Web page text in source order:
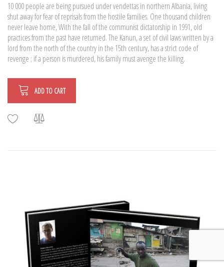
10 000 people are being pursued under vendettas in northern Albania, living
shut away for fear of reprisals from the hostile families. One thousand children
never leave home, With the fall of the communist dictatorship in 1991, old
practices from the past have returned. The Kanun, a set of civil laws written by a
lord from the north of the country in the 15th century, has a strict code of
revenge ; if a person is murdered, his family must avenge the killing.
ADD TO CART